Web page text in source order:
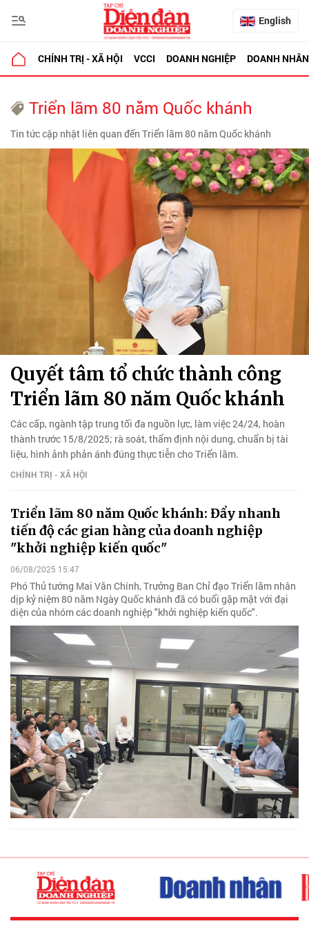
English
CHÍNH TRỊ - XÃ HỘI VCCI DOANH NGHIỆP DOANH NHÂN
Triển lãm 80 năm Quốc khánh
Tin tức cập nhật liên quan đến Triển lãm 80 năm Quốc khánh
Quyết tâm tổ chức thành công
Triển lãm 80 năm Quốc khánh
Các cấp, ngành tập trung tối đa nguồn lực, làm việc 24/24, hoàn
thành trước 15/8/2025; rà soát, thẩm định nội dung, chuẩn bị tài
liệu, hình ảnh phản ánh đúng thực tiễn cho Triển lãm.
CHÍNH TRỊ - XÃ HỘI
Triển lãm 80 năm Quốc khánh: Đẩy nhanh
tiến độ các gian hàng của doanh nghiệp
"khởi nghiệp kiến quốc"
06/08/2025 15:47
Phó Thủ tướng Mai Văn Chính, Trưởng Ban Chỉ đạo Triển lãm nhân
dịp kỷ niệm 80 năm Ngày Quốc khánh đã có buổi gặp mặt với đại
diện của nhóm các doanh nghiệp "khởi nghiệp kiến quốc".